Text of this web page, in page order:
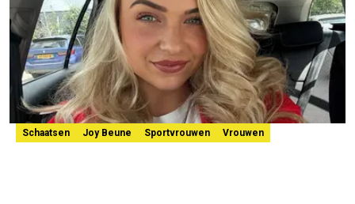
Schaatsen Joy Beune Sportvrouwen Vrouwen